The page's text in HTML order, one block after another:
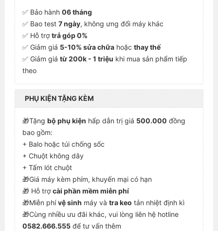
✅ Bảo hành 06 tháng
✅ Bao test 7 ngày, không ưng đổi máy khác
✅ Hỗ trợtrả góp 0%
✅ Giảm giá 5-10% sửa chữa hoặc thay thế
✅ Giảm giá từ 200k - 1 triệu khi mua sản phẩm tiếp
theo
PHỤ KIỆN TẶNG KÈM
🎁Tặng bộ phụ kiện hấp dẫn trị giá 500.000 đồng
bao gồm:
+ Balo hoặc túi chống sốc
+ Chuột không dây
+ Tấm lót chuột
🎁Giá máy kèm phím, khuyến mại có hạn
🎁 Hỗ trợcài phần mềm miễn phí
🎁Miễn phívệ sinh máy và tra keo tản nhiệt định kì
🎁Cùng nhiều ưu đãi khác, vui lòng liên hệ hotline
0582.666.555 để tư vấn thêm